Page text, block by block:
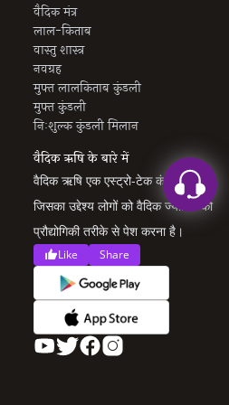
वैदिक मंत्र
लाल-किताब
वास्तु शास्त्र
नवग्रह
मुफ्त लालकिताब कुंडली
मुफ्त कुंडली
निःशुल्क कुंडली मिलान
वैदिक ऋषि के बारे में
वैदिक ऋषि एक एस्ट्रो-टेक कंपनी है
जिसका उद्देश्य लोगों को वैदिक ज्योतिष को
प्रौद्योगिकी तरीके से पेश करना है।
Like Share